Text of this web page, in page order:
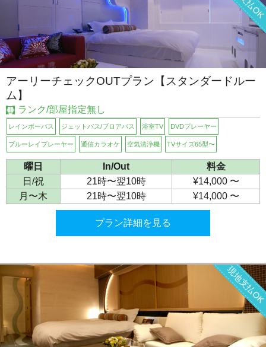
アーリーチェックOUTプラン【スタンダードルー
ム】
ランク/部屋指定無し
レインボーバス ジェットバス/ブロアバス 浴室TV DVDプレーヤー
ブルーレイプレーヤー 通信カラオケ 空気清浄機 TVサイズ65型〜
曜日 In/Out
料金
日/祝
21時〜翌10時
¥14,000 〜
月〜木
21時〜翌10時 ¥14,000 〜
プラン詳細を見る
現地支払OK